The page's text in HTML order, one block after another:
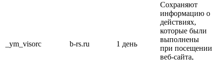
_ym_visorc b-rs.ru 1 день
Сохраняют
информацию о
действиях,
которые были
выполнены
при посещении
веб-сайта,